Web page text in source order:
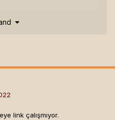
link çalışmıyor.